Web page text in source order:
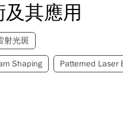
其應用
射光斑
Shaping Patterned Laser